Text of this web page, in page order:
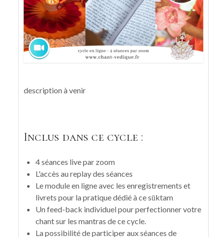
description à venir
Inclus dans ce cycle :
4 séances live par zoom
L'accès au replay des séances
Le module en ligne avec les enregistrements et
livrets pour la pratique dédié à ce sūktam
Un feed-back individuel pour perfectionner votre
chant sur les mantras de ce cycle.
La possibilité de participer aux séances de